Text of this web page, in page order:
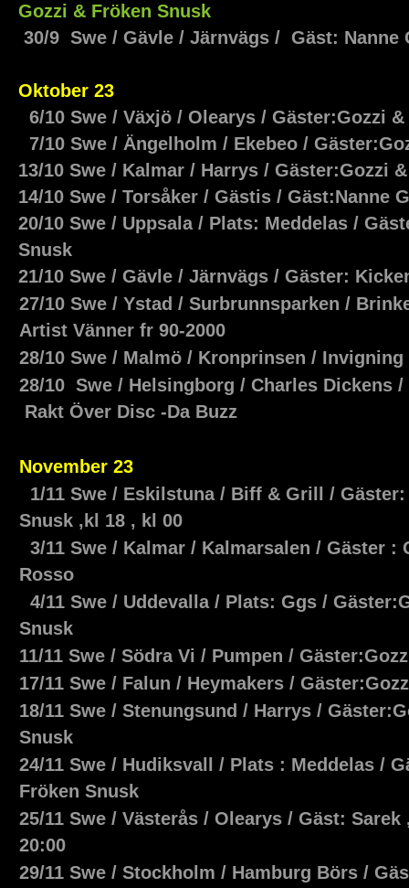
Gozzi & Fröken Snusk
30/9 Swe / Gävle / Järnvägs / Gäst:
O ktober 23
6/10 Swe / Växjö / Olearys / Gäster:Gozzi
7/10 Swe / Ängelholm / Ekebeo /
13/10 Swe / Kalmar / Harrys / Gäster:Gozzi
14/10 Swe / Torsåker / Gästis / Gäst:Nanne
20/10 Swe / Uppsala / Plats: Meddelas /
Snusk
21/10 Swe / Gävle / Järnvägs / Gäster:
27/10 Swe / Ystad / Surbrunnsparken /
Artist Vänner fr 90-2000
28/10 Swe / Malmö / Kronprinsen /
28/10 Swe / Helsingborg / Charles Dickens
Rakt Över Disc -Da Buzz
November 23
1/11 Swe / Eskilstuna / Biff & Grill /
Snusk ,kl 18 , kl 00
3/11 Swe / Kalmar / Kalmarsalen / Gäster :
Rosso
4/11 Swe / Uddevalla / Plats: Ggs /
Snusk
11/11 Swe / Södra Vi / Pumpen /
17/11 Swe / Falun / Heymakers /
18/11 Swe / Stenungsund / Harrys /
Snusk
24/11 Swe / Hudiksvall / Plats : Meddelas /
Fröken Snusk
25/11 Swe / Västerås / Olearys / Gäst:
20:00
29/11 Swe / Stockholm / Hamburg Börs /